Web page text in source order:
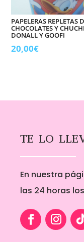
PAPELERAS REPLETAS
CHOCOLATES Y
DONALL Y GOOFI
20,00€
TE LO
En nuestra
las 24 horas